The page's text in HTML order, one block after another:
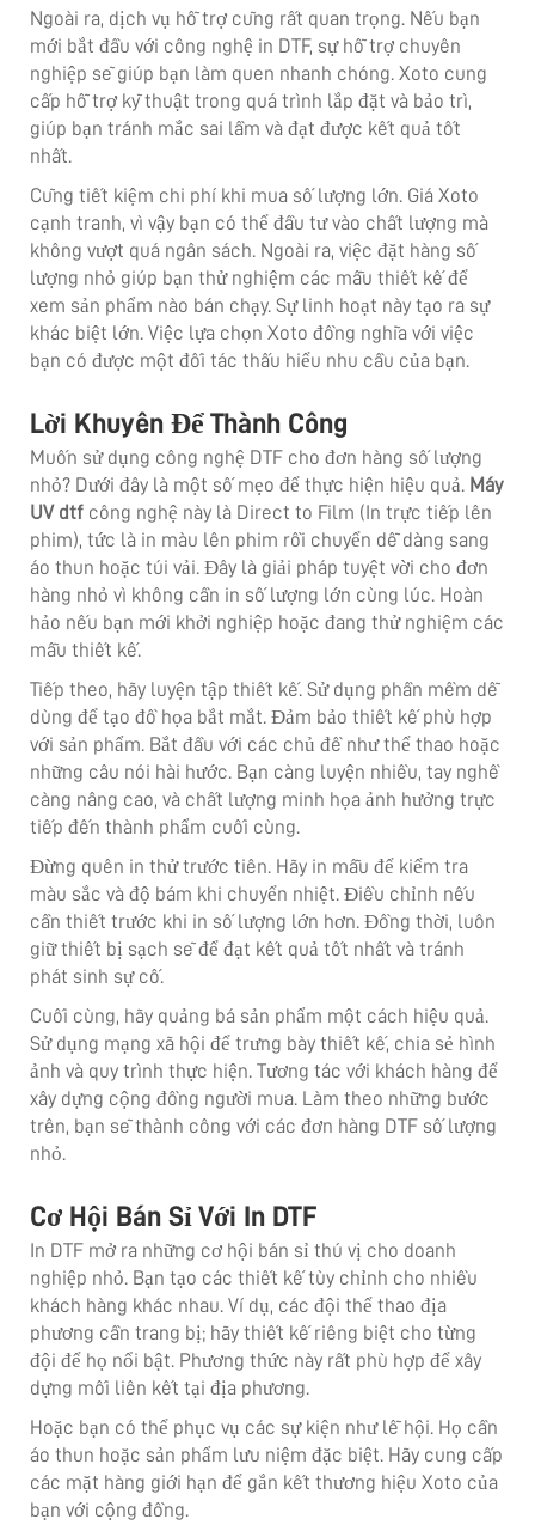
Ngoài ra, dịch vụ hỗ trợ cũng rất quan trọng. Nếu bạn
mới bắt đầu với công nghệ in DTF, sự hỗ trợ chuyên
nghiệp sẽ giúp bạn làm quen nhanh chóng. Xoto cung
cấp hỗ trợ kỹ thuật trong quá trình lắp đặt và bảo trì,
giúp bạn tránh mắc sai lầm và đạt được kết quả tốt
nhất.
Cũng tiết kiệm chi phí khi mua số lượng lớn. Giá Xoto
cạnh tranh, vì vậy bạn có thể đầu tư vào chất lượng mà
không vượt quá ngân sách. Ngoài ra, việc đặt hàng số
lượng nhỏ giúp bạn thử nghiệm các mẫu thiết kế để
xem sản phẩm nào bán chạy. Sự linh hoạt này tạo ra sự
khác biệt lớn. Việc lựa chọn Xoto đồng nghĩa với việc
bạn có được một đối tác thấu hiểu nhu cầu của bạn.
Lời Khuyên Để Thành Công
Muốn sử dụng công nghệ DTF cho đơn hàng số lượng
nhỏ? Dưới đây là một số mẹo để thực hiện hiệu quả. Máy
UV dtf công nghệ này là Direct to Film (In trực tiếp lên
phim), tức là in màu lên phim rồi chuyển dễ dàng sang
áo thun hoặc túi vải. Đây là giải pháp tuyệt vời cho đơn
hàng nhỏ vì không cần in số lượng lớn cùng lúc. Hoàn
hảo nếu bạn mới khởi nghiệp hoặc đang thử nghiệm các
mẫu thiết kế.
Tiếp theo, hãy luyện tập thiết kế. Sử dụng phần mềm dễ
dùng để tạo đồ họa bắt mắt. Đảm bảo thiết kế phù hợp
với sản phẩm. Bắt đầu với các chủ đề như thể thao hoặc
những câu nói hài hước. Bạn càng luyện nhiều, tay nghề
càng nâng cao, và chất lượng minh họa ảnh hưởng trực
tiếp đến thành phẩm cuối cùng.
Đừng quên in thử trước tiên. Hãy in mẫu để kiểm tra
màu sắc và độ bám khi chuyển nhiệt. Điều chỉnh nếu
cần thiết trước khi in số lượng lớn hơn. Đồng thời, luôn
giữ thiết bị sạch sẽ để đạt kết quả tốt nhất và tránh
phát sinh sự cố.
Cuối cùng, hãy quảng bá sản phẩm một cách hiệu quả.
Sử dụng mạng xã hội để trưng bày thiết kế, chia sẻ hình
ảnh và quy trình thực hiện. Tương tác với khách hàng để
xây dựng cộng đồng người mua. Làm theo những bước
trên, bạn sẽ thành công với các đơn hàng DTF số lượng
nhỏ.
Cơ Hội Bán Sỉ Với In DTF
In DTF mở ra những cơ hội bán sỉ thú vị cho doanh
nghiệp nhỏ. Bạn tạo các thiết kế tùy chỉnh cho nhiều
khách hàng khác nhau. Ví dụ, các đội thể thao địa
phương cần trang bị; hãy thiết kế riêng biệt cho từng
đội để họ nổi bật. Phương thức này rất phù hợp để xây
dựng mối liên kết tại địa phương.
Hoặc bạn có thể phục vụ các sự kiện như lễ hội. Họ cần
áo thun hoặc sản phẩm lưu niệm đặc biệt. Hãy cung cấp
các mặt hàng giới hạn để gắn kết thương hiệu Xoto của
bạn với cộng đồng.